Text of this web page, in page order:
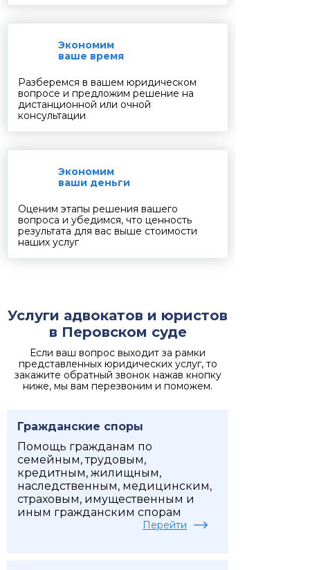
Экономим
ваше время
Разберемся в вашем юридическом
вопросе и предложим решение на
дистанционной или очной
консультации
Экономим
ваши деньги
Оценим этапы решения вашего
вопроса и убедимся, что ценность
результата для вас выше стоимости
наших услуг
Услуги адвокатов и юристов
в Перовском суде
Если ваш вопрос выходит за рамки
представленных юридических услуг, то
закажите обратный звонок нажав кнопку
ниже, мы вам перезвоним и поможем.
Гражданские споры
Помощь гражданам по
семейным, трудовым,
кредитным, жилищным,
наследственным, медицинским,
страховым, имущественным и
иным гражданским спорам
Перейти